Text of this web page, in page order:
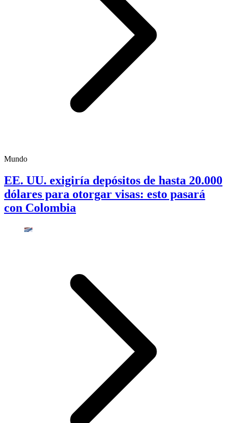
Mundo
EE. UU. exigiría depósitos de hasta 20.000
dólares para otorgar visas: esto pasará
con Colombia